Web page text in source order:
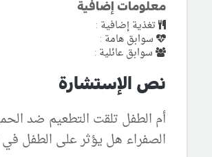
معلومات إضافية
تغذية إضافية :
سوابق هامة :
سوابق عائلية :
نص الإستشارة
أم الطفل تلقت التطعيم ضد
الصفراء هل يؤثر على الطفل